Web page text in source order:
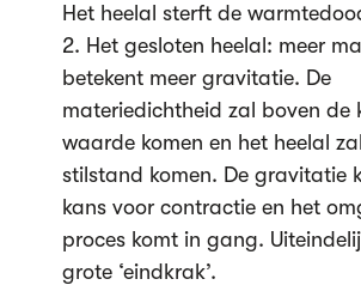
Het heelal sterft de
2. Het gesloten heelal: meer
betekent meer gravitatie. De
materiedichtheid zal boven de
waarde komen en het heelal
stilstand komen. De gravitatie
kans voor contractie en het
proces komt in gang.
grote ‘eindkrak’.